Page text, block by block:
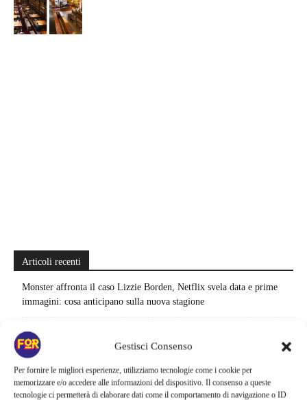
Gestisci Consenso
Per fornire le migliori esperienze, utilizziamo tecnologie come i cookie per
memorizzare e/o accedere alle informazioni del dispositivo. Il consenso a queste
tecnologie ci permetterà di elaborare dati come il comportamento di navigazione o ID
Articoli recenti
Monster affronta il caso Lizzie Borden, Netflix svela data e prime
immagini: cosa anticipano sulla nuova stagione
Ready Player Two torna a dare segnali di vita | Zak Penn conferma il
lavoro sul sequel: cosa manca per far partire il film
Sky e NOW svelano le uscite di agosto 2026 | Serie, film e
documentari in arrivo: i titoli da non perdere